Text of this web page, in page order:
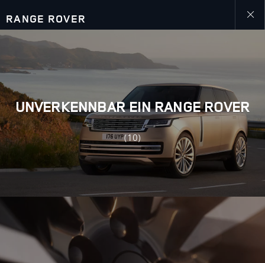
RANGE ROVER
UNVERKENNBAR EIN RANGE ROVER
(10)